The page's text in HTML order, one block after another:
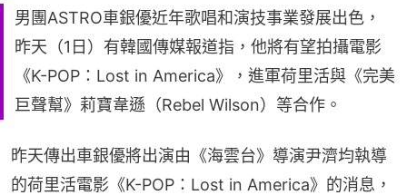
男團ASTRO車銀優近年歌唱和演技事業發展出色，
昨天（1日）有韓國傳媒報道指，他將有望拍攝電影
《K-POP：Lost in America》，進軍荷里活與《完美
巨聲幫》莉寶韋遜（Rebel Wilson）等合作。
昨天傳出車銀優將出演由《海雲台》導演尹濟均執導
的荷里活電影《K-POP：Lost in America》的消息，